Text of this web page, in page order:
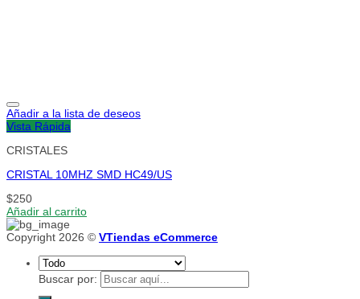
Añadir a la lista de deseos
Vista Rápida
CRISTALES
CRISTAL 10MHZ SMD HC49/US
$250
Añadir al carrito
Copyright 2026 © VTiendas eCommerce
Buscar por: